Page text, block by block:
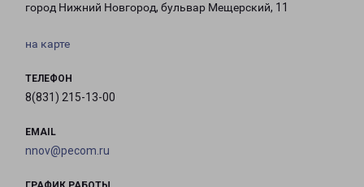
город Нижний Новгород, бульвар Мещерский, 11
на карте
ТЕЛЕФОН
8(831) 215-13-00
EMAIL
nnov@pecom.ru